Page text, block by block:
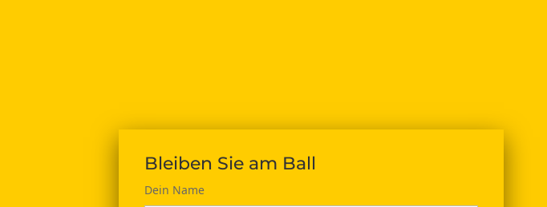
Bleiben Sie am Ball
Dein Name